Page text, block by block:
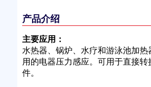
产品介绍
主要应用：
水热器、锅炉、水疗和游泳池加热
用的电器压力感应。可用于直接转
件。